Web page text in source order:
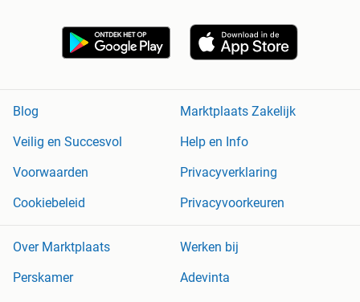
Blog
Marktplaats Zakelijk
Veilig en Succesvol
Help en Info
Voorwaarden
Privacyverklaring
Cookiebeleid
Privacyvoorkeuren
Over Marktplaats
Werken bij
Perskamer
Adevinta